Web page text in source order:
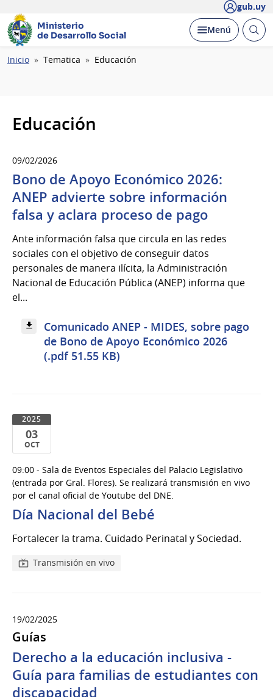
gub.uy
Ministerio
de Desarrollo Social
Desplegar
Menú Abrir
Ruta
Inicio Tematica Educación
Educación
09/02/2026
Bono de Apoyo Económico 2026:
ANEP advierte sobre información
falsa y aclara proceso de pago
Ante información falsa que circula en las redes
sociales con el objetivo de conseguir datos
personales de manera ilícita, la Administración
Nacional de Educación Pública (ANEP) informa que
el...
Comunicado ANEP - MIDES, sobre pago
de Bono de Apoyo Económico 2026
(.pdf 51.55 KB)
2025
03
OCT
de
Oct
del
2025
09:00 - Sala de Eventos Especiales del Palacio Legislativo
(entrada por Gral. Flores). Se realizará transmisión en vivo
por el canal oﬁcial de Youtube del DNE.
Día Nacional del Bebé
Fortalecer la trama. Cuidado Perinatal y Sociedad.
Transmisión en vivo
19/02/2025
Guías
Derecho a la educación inclusiva -
Guía para familias de estudiantes con
discapacidad